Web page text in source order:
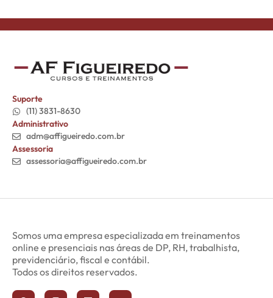
Suporte
(11) 3831-8630
Administrativo
adm@affigueiredo.com.br
Assessoria
assessoria@affigueiredo.com.br
Somos uma empresa especializada em treinamentos
online e presenciais nas áreas de DP, RH, trabalhista,
previdenciário, fiscal e contábil.
Todos os direitos reservados.